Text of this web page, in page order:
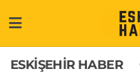
ESKİŞEHİR HABER